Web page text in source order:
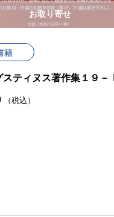
籍
スティヌス著作集１９－Ⅰ
（税込）
お取り寄せ